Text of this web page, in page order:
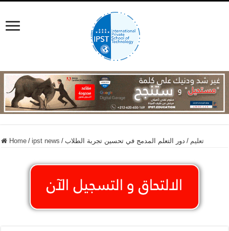
Home / ipst news / تعليم / دور التعلم المدمج في تحسين تجربة الطلاب